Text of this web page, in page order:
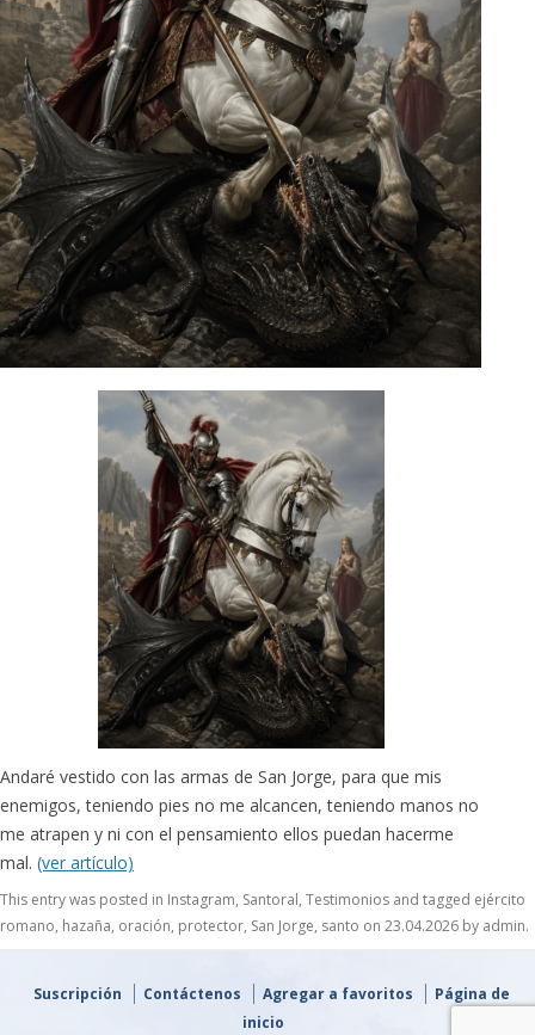
Andaré vestido con las armas de San Jorge, para que mis
enemigos, teniendo pies no me alcancen, teniendo manos no
me atrapen y ni con el pensamiento ellos puedan hacerme
mal. (ver artículo)
This entry was posted in Instagram, Santoral, Testimonios and tagged ejército
romano, hazaña, oración, protector, San Jorge, santo on 23.04.2026 by admin.
Suscripción Contáctenos Agregar a favoritos
Página de
inicio